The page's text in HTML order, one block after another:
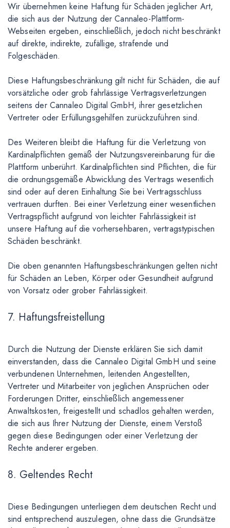
Wir übernehmen keine Haftung für Schäden jeglicher Art,
die sich aus der Nutzung der Cannaleo-Plattform-
Webseiten ergeben, einschließlich, jedoch nicht beschränkt
auf direkte, indirekte, zufällige, strafende und
Folgeschäden.
Diese Haftungsbeschränkung gilt nicht für Schäden, die auf
vorsätzliche oder grob fahrlässige Vertragsverletzungen
seitens der Cannaleo Digital GmbH, ihrer gesetzlichen
Vertreter oder Erfüllungsgehilfen zurückzuführen sind.
Des Weiteren bleibt die Haftung für die Verletzung von
Kardinalpflichten gemäß der Nutzungsvereinbarung für die
Plattform unberührt. Kardinalpflichten sind Pflichten, die für
die ordnungsgemäße Abwicklung des Vertrags wesentlich
sind oder auf deren Einhaltung Sie bei Vertragsschluss
vertrauen durften. Bei einer Verletzung einer wesentlichen
Vertragspflicht aufgrund von leichter Fahrlässigkeit ist
unsere Haftung auf die vorhersehbaren, vertragstypischen
Schäden beschränkt.
Die oben genannten Haftungsbeschränkungen gelten nicht
für Schäden an Leben, Körper oder Gesundheit aufgrund
von Vorsatz oder grober Fahrlässigkeit.
7. Haftungsfreistellung
Durch die Nutzung der Dienste erklären Sie sich damit
einverstanden, dass die Cannaleo Digital GmbH und seine
verbundenen Unternehmen, leitenden Angestellten,
Vertreter und Mitarbeiter von jeglichen Ansprüchen oder
Forderungen Dritter, einschließlich angemessener
Anwaltskosten, freigestellt und schadlos gehalten werden,
die sich aus Ihrer Nutzung der Dienste, einem Verstoß
gegen diese Bedingungen oder einer Verletzung der
Rechte anderer ergeben.
8. Geltendes Recht
Diese Bedingungen unterliegen dem deutschen Recht und
sind entsprechend auszulegen, ohne dass die Grundsätze